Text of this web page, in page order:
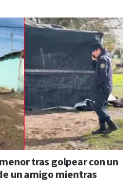
tras golpear con un
un amigo mientras